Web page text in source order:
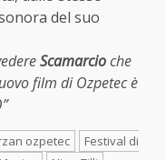
del suo
Scamarcioche
film di Ozpetec è
ozpetec
Festival di